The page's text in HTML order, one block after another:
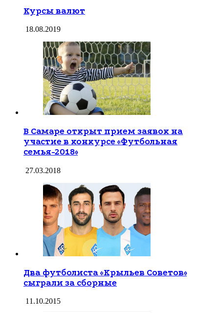
Курсы валют
18.08.2019
В Самаре открыт прием заявок на
участие в конкурсе «Футбольная
семья-2018»
27.03.2018
Два футболиста «Крыльев Советов»
сыграли за сборные
11.10.2015